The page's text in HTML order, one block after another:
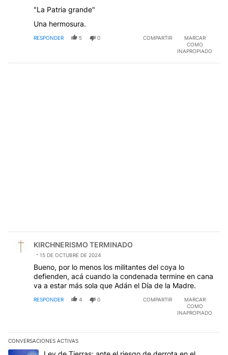
"La Patria grande"
Una hermosura.
RESPONDER 5 0 COMPARTIR
MARCAR
COMO
INAPROPIADO
KIRCHNERISMO TERMINADO
15 DE OCTUBRE DE 2024
Bueno, por lo menos los militantes del coya lo
defienden, acá cuando la condenada termine en cana
va a estar más sola que Adán el Día de la Madre.
RESPONDER 4 0 COMPARTIR
MARCAR
COMO
INAPROPIADO
CONVERSACIONES ACTIVAS
Este listado muestra los artículos con más comentarios en los